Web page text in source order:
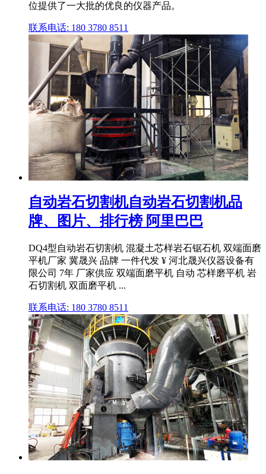
位提供了一大批的优良的仪器产品。
联系电话: 180 3780 8511
自动岩石切割机自动岩石切割机品
牌、图片、排行榜 阿里巴巴
DQ4型自动岩石切割机 混凝土芯样岩石锯石机 双端面磨
平机厂家 冀晟兴 品牌 一件代发 ¥ 河北晟兴仪器设备有
限公司 7年 厂家供应 双端面磨平机 自动 芯样磨平机 岩
石切割机 双面磨平机 ...
联系电话: 180 3780 8511